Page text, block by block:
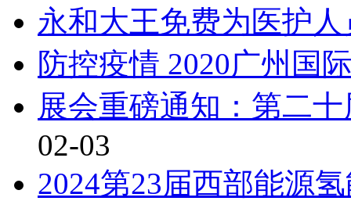
永和大王免费为医护
防控疫情 2020广州国
展会重磅通知：第二
02-03
2024第23届西部能源